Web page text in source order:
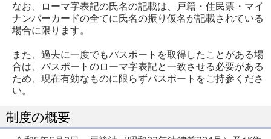
なお、ローマ字表記の氏名の記載は、戸籍・住民票・マイ
ナンバーカードの全てに氏名の振り仮名が記載されている
場合に限ります。
また、過去に一度でもパスポートを取得したことがある場
合は、パスポートのローマ字表記と一致させる必要がある
ため、現在有効なものに限らずパスポートをご持参くださ
い。
制度の概要